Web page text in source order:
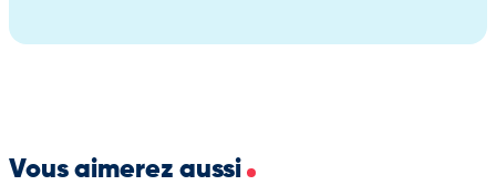
Socle 30 trous : pour une composition complète ou un usage
Vous aimerez aussi